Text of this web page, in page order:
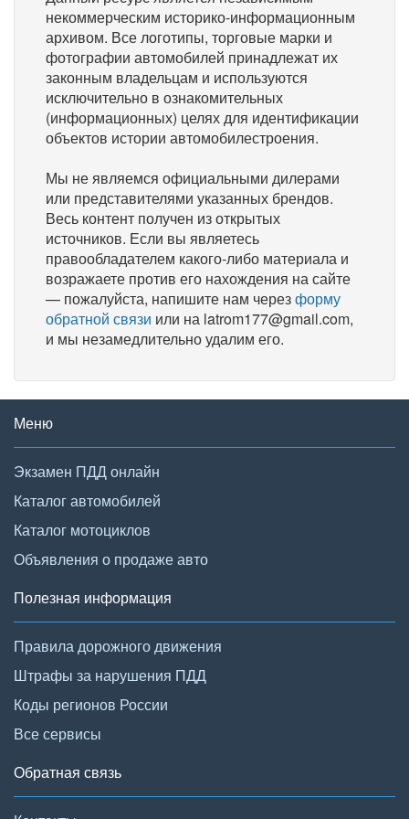
некоммерческим историко-информационным
архивом. Все логотипы, торговые марки и
фотографии автомобилей принадлежат их
законным владельцам и используются
исключительно в ознакомительных
(информационных) целях для идентификации
объектов истории автомобилестроения.
Мы не являемся официальными дилерами
или представителями указанных брендов.
Весь контент получен из открытых
источников. Если вы являетесь
правообладателем какого-либо материала и
возражаете против его нахождения на сайте
— пожалуйста, напишите нам черезформу
обратной связи или на latrom177@gmail.com,
и мы незамедлительно удалим его.
Меню
Экзамен ПДД онлайн
Каталог автомобилей
Каталог мотоциклов
Объявления о продаже авто
Полезная информация
Правила дорожного движения
Штрафы за нарушения ПДД
Коды регионов России
Все сервисы
Обратная связь